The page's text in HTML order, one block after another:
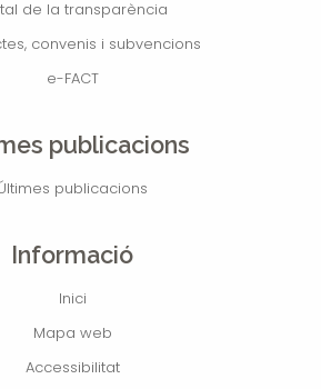
de la transparència
convenis i subvencions
e-FACT
publicacions
publicacions
Informació
Inici
Mapa web
Accessibilitat